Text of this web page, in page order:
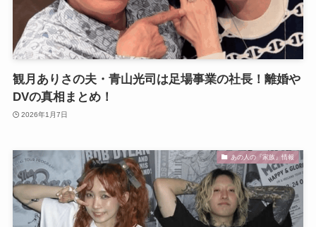
観月ありさの夫・青山光司は足場事業の社長！離婚や
DVの真相まとめ！
2026年1月7日
あの人の『家族』情報